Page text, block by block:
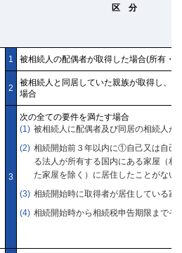
区 分
1 被相続人の配偶者が取得した場合(所有・
2
被相続人と同居していた親族が取得し、
場合
3
次の全ての要件を満たす場合
被相続人に配偶者及び同居の相続人が
相続開始前３年以内に①自己又は自
る法人が所有する国内にある家屋（
た家屋を除く）に居住したことがない
相続開始時に取得者が居住している家
相続開始時から相続税申告期限までそ